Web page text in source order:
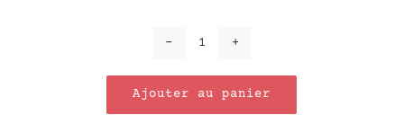
de
La
Ajouter au panier